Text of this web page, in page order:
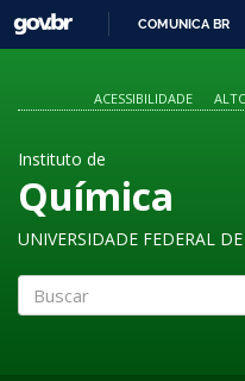
GOVBR
COMUNICA BR
ACESSIBILIDADE
Instituto de
Química
UNIVERSIDADE FEDERAL